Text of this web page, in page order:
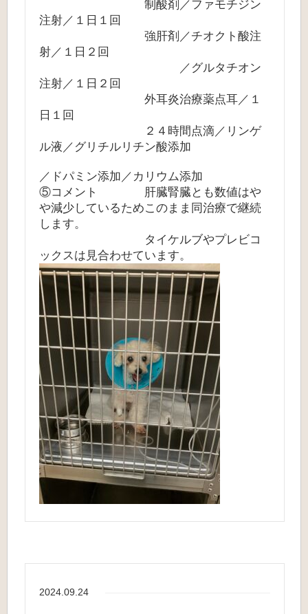
制酸剤／ファモチジン
注射／１日１回
強肝剤／チオクト酸注
射／１日２回
／グルタチオン
注射／１日２回
外耳炎治療薬点耳／１
日１回
２４時間点滴／リンゲ
ル液／グリチルリチン酸添加
／ドパミン添加／カリウム添加
⑤コメント 肝臓腎臓とも数値はや
や減少しているためこのまま同治療で継続
します。
タイケルブやプレビコ
ックスは見合わせています。
2024.09.24